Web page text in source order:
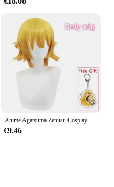
€9.46